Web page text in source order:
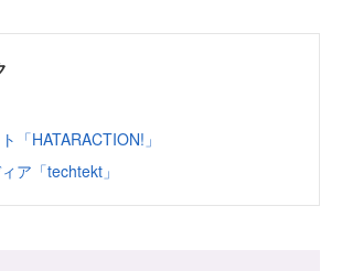
「HATARACTION!」
ア「techtekt」